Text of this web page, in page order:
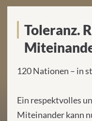
Toleranz.
120 Nationen – in
Ein respektvolles
Miteinander kann